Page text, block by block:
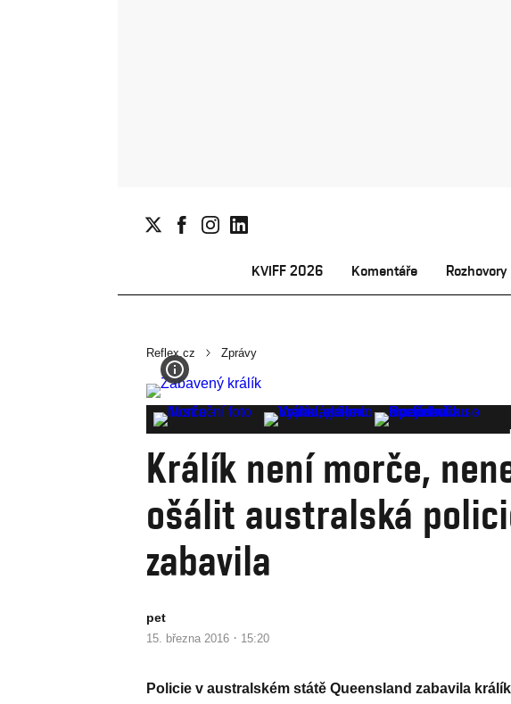
KVIFF 2026 Komentáře Rozhovory
Reflex.cz Zprávy
Králík není morče,
ošálit australská
zabavila
pet
15. března 2016 · 15:20
Policie v australském státě Queensland zabavila